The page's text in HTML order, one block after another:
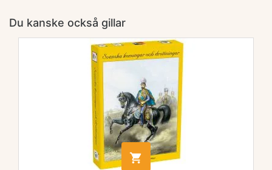
Du kanske också gillar
